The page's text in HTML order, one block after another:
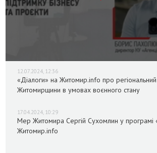
12.07.2024, 12:36
«Діалоги» на Житомир.info про
Житомирщини в умовах воєнного стану
17.04.2024, 10:29
Мер Житомира Сергій Сухомлин у програмі
Житомир.info